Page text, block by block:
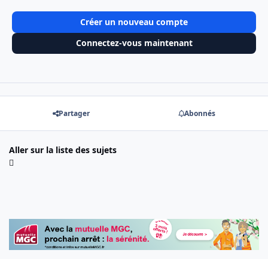
Créer un nouveau compte
Connectez-vous maintenant
Partager Abonnés
Aller sur la liste des sujets